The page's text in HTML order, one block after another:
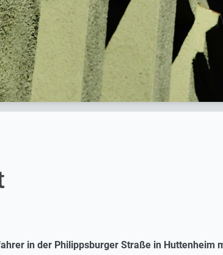
in der Philippsburger Straße in Huttenheim